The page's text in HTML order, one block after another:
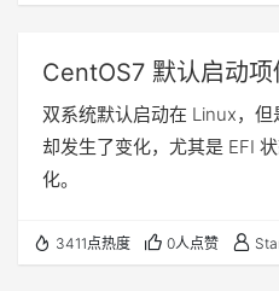
CentOS7 默认启动项
双系统默认启动在 Linux，
却发生了变化，尤其是 EFI
化。
3411点热度 0人点赞